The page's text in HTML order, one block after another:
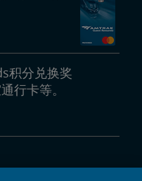
积分兑换奖
行卡等。